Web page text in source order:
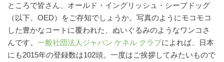
ところで皆さん、オールド・イングリッシュ・シープドッグ
（以下、OED）をご存知でしょうか。写真のようにモコモコ
した豊かなコートに覆われた、ぬいぐるみのようなワンコさ
んです。 一般社団法人ジャパン ケネル クラブによれば、日本
にも2015年の登録数は102頭。一度はご挨拶してみたいもので